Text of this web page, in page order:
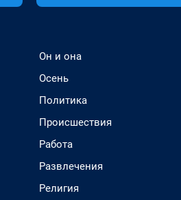
Он и она
Осень
Политика
Происшествия
Работа
Развлечения
Религия